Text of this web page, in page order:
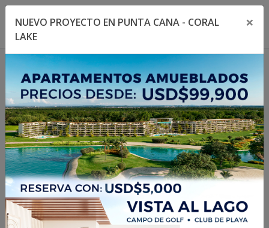
Toggle navigation menu
1/7
NUEVO PROYECTO EN PUNTA CANA - CORAL
LAKE
×